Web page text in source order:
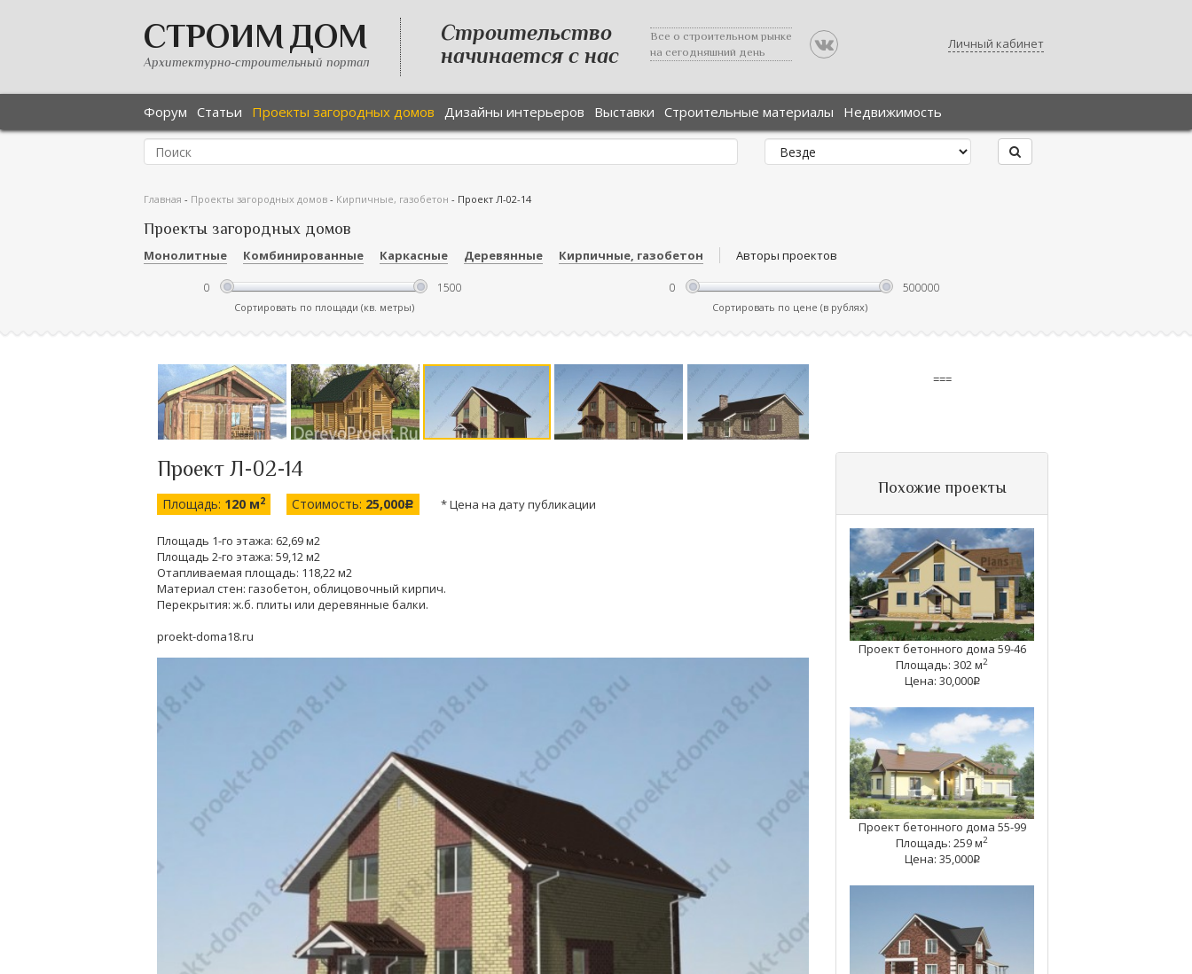
СТРОИМ ДОМ
Архитектурно-строительный портал
Строительство
начинается с нас
Все о строительном рынке
на сегодняшний день
Личный кабинет
Форум Статьи Проекты загородных домов Дизайны интерьеров Выставки Строительные материалы Недвижимость
Главная - Проекты загородных домов - Кирпичные, газобетон - Проект Л-02-14
Проекты загородных домов
Монолитные Комбинированные Каркасные Деревянные Кирпичные, газобетон Авторы проектов
Сортировать по площади (кв. метры) Сортировать по цене (в рублях)
Проект Л-02-14
Площадь: 120 м2 Стоимость: 25,000c * Цена на дату публикации
Площадь 1-го этажа: 62,69 м2
Площадь 2-го этажа: 59,12 м2
Отапливаемая площадь: 118,22 м2
Материал стен: газобетон, облицовочный кирпич.
Перекрытия: ж.б. плиты или деревянные балки.
proekt-doma18.ru
===
Похожие проекты
Проект бетонного дома 59-46
Площадь: 302 м2
Цена: 30,000q
Проект бетонного дома 55-99
Площадь: 259 м2
Цена: 35,000q